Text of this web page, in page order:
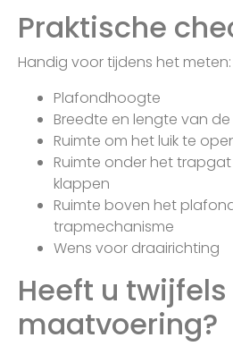
Praktische
Handig voor tijdens het meten:
Plafondhoogte
Breedte en lengte van
Ruimte om het luik te
Ruimte onder het
klappen
Ruimte boven het
trapmechanisme
Wens voor draairichting
Heeft u
maatvoering?